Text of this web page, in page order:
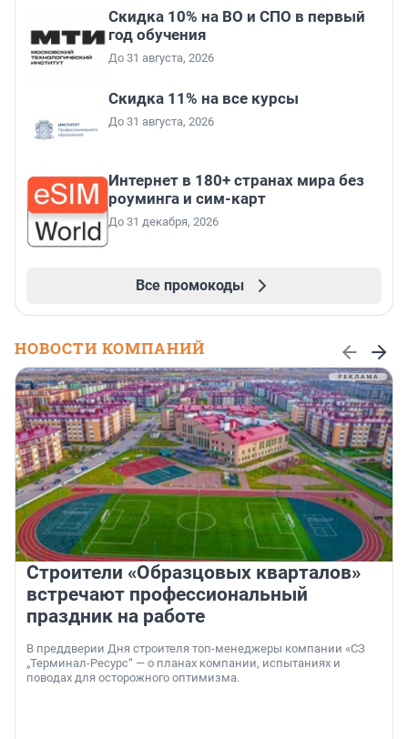
Скидка 10% на ВО и СПО в первый
год обучения
До 31 августа, 2026
Скидка 11% на все курсы
До 31 августа, 2026
Интернет в 180+ странах мира без
роуминга и сим-карт
До 31 декабря, 2026
Все промокоды
НОВОСТИ КОМПАНИЙ
Строители «Образцовых кварталов»
встречают профессиональный
праздник на работе
В преддверии Дня строителя топ-менеджеры компании «СЗ
„Терминал-Ресурс“ — о планах компании, испытаниях и
поводах для осторожного оптимизма.